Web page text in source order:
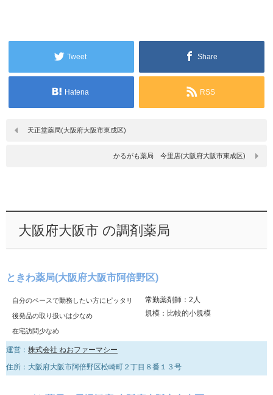
Tweet Share
Hatena RSS
天正堂薬局(大阪府大阪市東成区)
かるがも薬局 今里店(大阪府大阪市東成区)
大阪府大阪市 の調剤薬局
ときわ薬局(大阪府大阪市阿倍野区)
自分のペースで勤務したい方にピッタリ
後発品の取り扱いは少なめ
在宅訪問少なめ
常勤薬剤師：2人
規模：比較的小規模
運営： 株式会社 ねおファーマシー
住所：大阪府大阪市阿倍野区松崎町２丁目８番１３号